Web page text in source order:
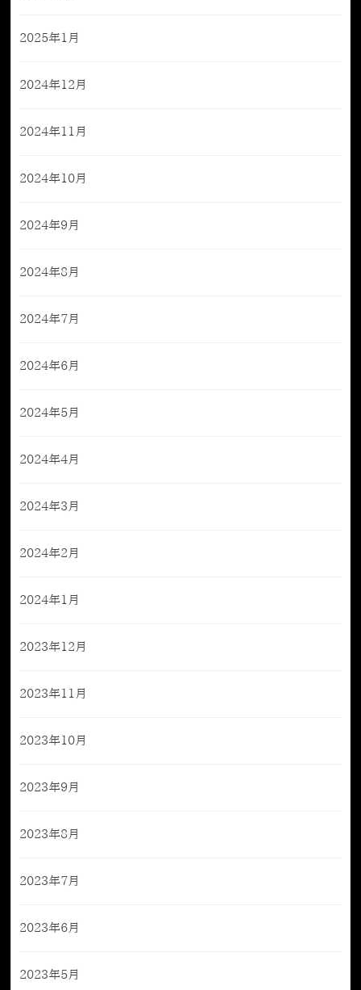
2025年1月
2024年12月
2024年11月
2024年10月
2024年9月
2024年8月
2024年7月
2024年6月
2024年5月
2024年4月
2024年3月
2024年2月
2024年1月
2023年12月
2023年11月
2023年10月
2023年9月
2023年8月
2023年7月
2023年6月
2023年5月